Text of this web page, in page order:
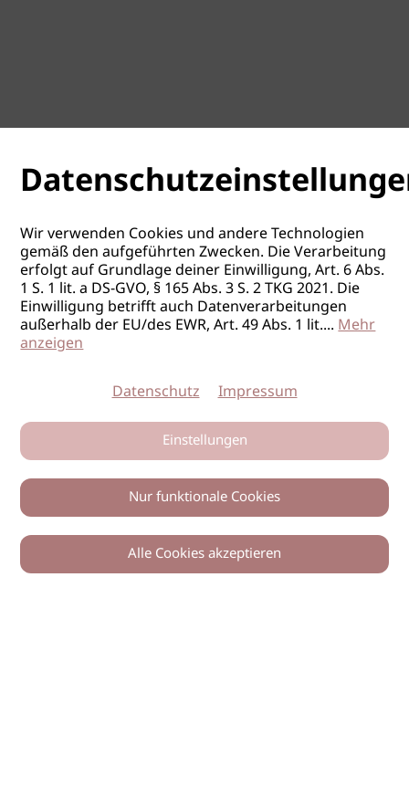
0
Wir verwenden Cookies und andere Technologien
gemäß den aufgeführten Zwecken. Die Verarbeitung
erfolgt auf Grundlage deiner Einwilligung, Art. 6 Abs.
1 S. 1 lit. a DS-GVO, § 165 Abs. 3 S. 2 TKG 2021. Die
Einwilligung betrifft auch Datenverarbeitungen
außerhalb der EU/des EWR, Art. 49 Abs. 1 lit....Mehr
anzeigen
Datenschutz Impressum
Einstellungen
Nur funktionale Cookies
Alle Cookies akzeptieren